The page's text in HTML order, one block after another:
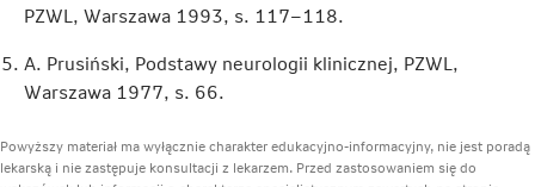
PZWL, Warszawa 1993, s. 117–118.
A. Prusiński, Podstawy neurologii klinicznej, PZWL,
Warszawa 1977, s. 66.
Powyższy materiał ma wyłącznie charakter edukacyjno-informacyjny, nie jest poradą
lekarską i nie zastępuje konsultacji z lekarzem. Przed zastosowaniem się do